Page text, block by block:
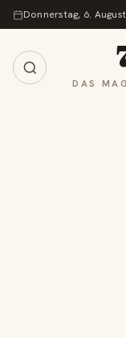
Zum Inhalt springen
Donnerstag, 6.
DAS